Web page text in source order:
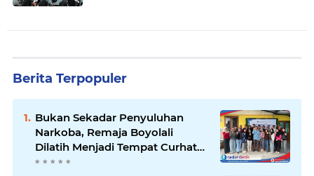
Berita Terpopuler
Bukan Sekadar Penyuluhan
Narkoba, Remaja Boyolali
Dilatih Menjadi Tempat Curhat
yang Aman bagi Temannya